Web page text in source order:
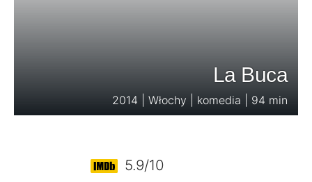
La Buca
2014 | Włochy | komedia | 94 min
5.9/10